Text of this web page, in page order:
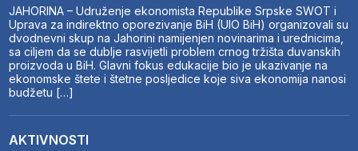
JAHORINA – Udruženje ekonomista Republike Srpske SWOT i
Uprava za indirektno oporezivanje BiH (UIO BiH) organizovali su
dvodnevni skup na Jahorini namijenjen novinarima i urednicima,
sa ciljem da se dublje rasvijetli problem crnog tržišta duvanskih
proizvoda u BiH. Glavni fokus edukacije bio je ukazivanje na
ekonomske štete i štetne posljedice koje siva ekonomija nanosi
budžetu […]
AKTIVNOSTI